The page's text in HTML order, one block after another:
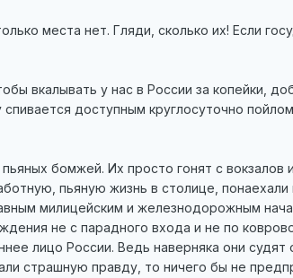
места нет. Гляди, сколько их! Если
вкалывать у нас в России за копейки,
доступным круглосуточно
бомжей. Их просто гонят с
пьяную жизнь в столице, понаехали
милицейским и железнодорожным
не с парадного входа и не по
лицо России. Ведь наверняка они судят
страшную правду, то ничего бы не